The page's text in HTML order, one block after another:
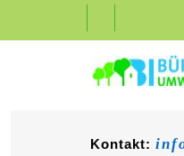
Kontakt: